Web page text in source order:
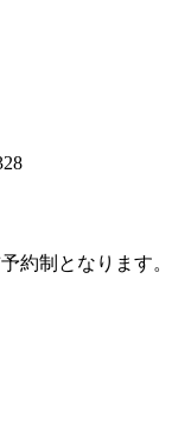
約制となります。